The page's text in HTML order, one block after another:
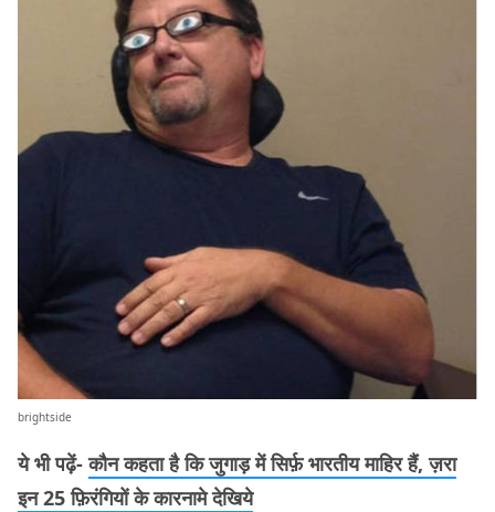
brightside
ये भी पढ़ें-कौन कहता है कि जुगाड़ में सिर्फ़ भारतीय माहिर हैं, ज़रा
इन 25 फ़िरंगियों के कारनामे देखिये